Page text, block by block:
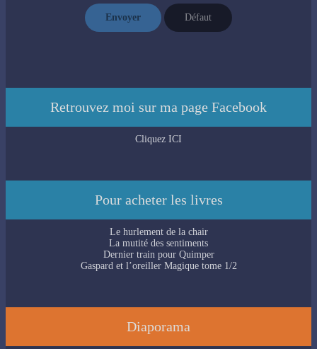
Envoyer Défaut
Retrouvez moi sur ma page Facebook
Cliquez ICI
Pour acheter les livres
Le hurlement de la chair
La mutité des sentiments
Dernier train pour Quimper
Gaspard et l’oreiller Magique tome 1/2
Diaporama